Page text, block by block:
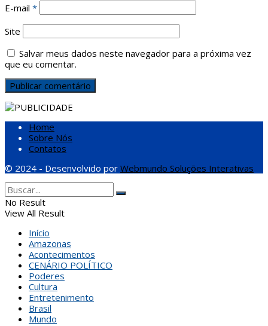
E-mail *
Site
Salvar meus dados neste navegador para a próxima vez
que eu comentar.
Home
Sobre Nós
Contatos
© 2024 - Desenvolvido por Webmundo Soluções Interativas
No Result
View All Result
Início
Amazonas
Acontecimentos
CENÁRIO POLÍTICO
Poderes
Cultura
Entretenimento
Brasil
Mundo